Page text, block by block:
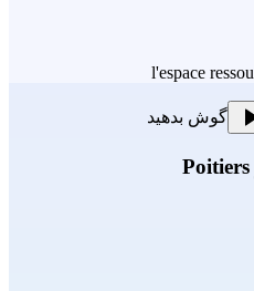
l'espace
گوش بدهید